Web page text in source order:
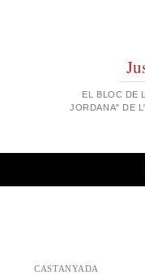
EL BLOC DE
JORDANA" DE
CASTANYADA